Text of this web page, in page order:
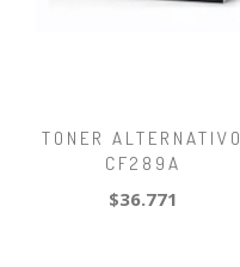
TONER ALTERNATIVO
CF289A
$36.771